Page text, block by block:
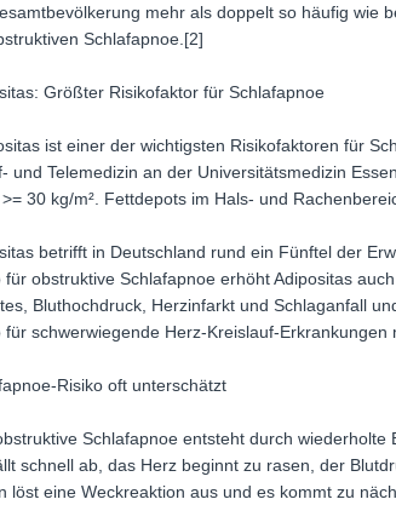
mehr als doppelt so häufig wie
Schlafapnoe.[2]
Größter Risikofaktor für Schlafapnoe
ist einer der wichtigsten Risikofaktoren für
und Telemedizin an der Universitätsmedizin
30 kg/m². Fettdepots im Hals- und
betrifft in Deutschland rund ein Fünftel der
für obstruktive Schlafapnoe erhöht Adipositas
Bluthochdruck, Herzinfarkt und Schlaganfall
für schwerwiegende Herz-Kreislauf-Erkrankungen
Risiko oft unterschätzt
Schlafapnoe entsteht durch
schnell ab, das Herz beginnt zu rasen, der
löst eine Weckreaktion aus und es kommt zu